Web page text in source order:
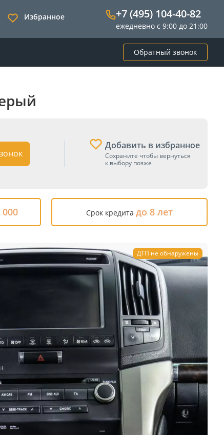
Избранное +7 (495) 104-40-82
ежедневно с 9:00 до 21:00
Обратный звонок
Добавить в избранное
Сохраните чтобы вернуться
к выбору позже
Срок кредита до 8 лет
ДТП не обнаружены